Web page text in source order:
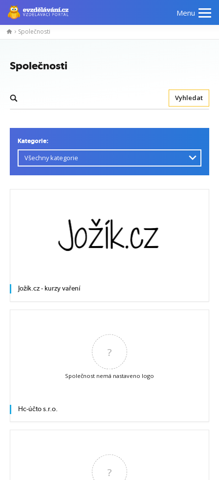
Menu
Společnosti
Společnosti
Vyhledat
Kategorie:
Jožík.cz - kurzy vaření
?
Společnost nemá nastaveno logo
Hc-účto s.r.o.
?